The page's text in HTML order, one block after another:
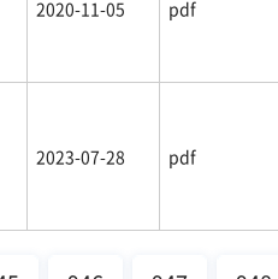
2020-11-05 pdf
2023-07-28 pdf